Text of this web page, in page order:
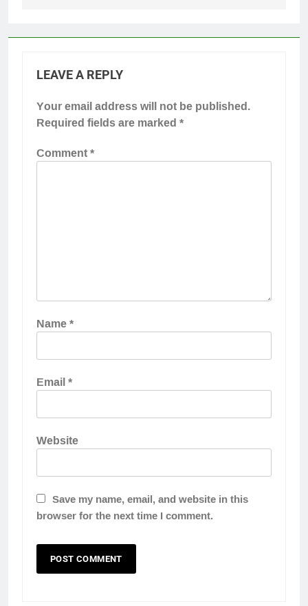
LEAVE A REPLY
Your email address will not be published.
Required fields are marked*
Comment*
Name*
Email*
Website
Save my name, email, and website in this
browser for the next time I comment.